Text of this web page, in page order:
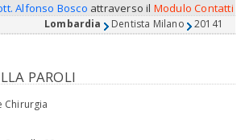
Alfonso Bosco attraverso il Modulo Contatti
Lombardia Dentista Milano 20141
PAROLI
Chirurgia